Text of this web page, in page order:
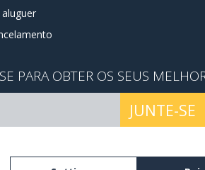
PARA OBTER OS SEUS
JUNTE-SE